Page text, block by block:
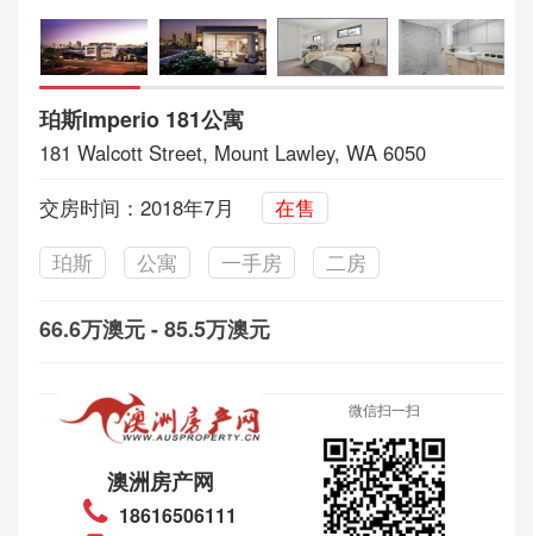
珀斯Imperio 181公寓
181 Walcott Street, Mount Lawley, WA 6050
交房时间：2018年7月
在售
珀斯
公寓 一手房 二房
66.6万澳元 - 85.5万澳元
澳洲房产网
18616506111
微信扫一扫